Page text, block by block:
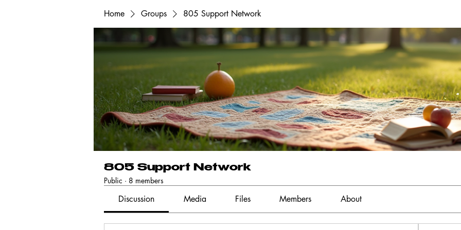
Home Groups 805 Support Network
805 Support Network
Public · 8 members
Discussion Media Files Members About